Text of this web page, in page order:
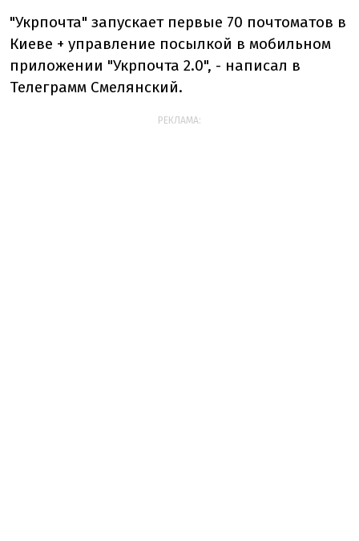
"Укрпочта" запускает первые 70 почтоматов в
Киеве + управление посылкой в мобильном
приложении "Укрпочта 2.0", - написал в
Телеграмм Смелянский.
РЕКЛАМА: